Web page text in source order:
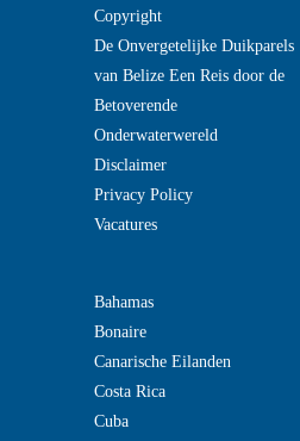
Copyright
De Onvergetelijke Duikparels
van Belize Een Reis door de
Betoverende
Onderwaterwereld
Disclaimer
Privacy Policy
Vacatures
Bahamas
Bonaire
Canarische Eilanden
Costa Rica
Cuba